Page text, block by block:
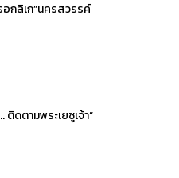
กลิเก”นครสวรรค์
ติดตามพระเยซูเจ้า”